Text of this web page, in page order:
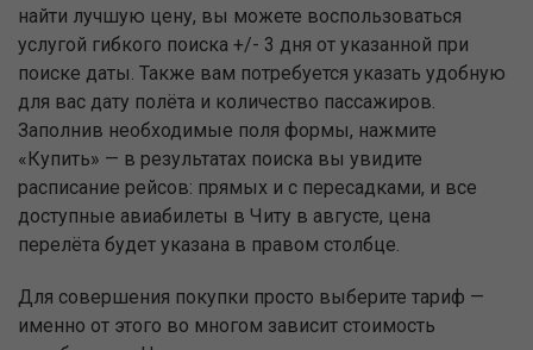
найти лучшую цену, вы можете воспользоваться
услугой гибкого поиска +/- 3 дня от указанной при
поиске даты. Также вам потребуется указать удобную
для вас дату полёта и количество пассажиров.
Заполнив необходимые поля формы, нажмите
«Купить» — в результатах поиска вы увидите
расписание рейсов: прямых и с пересадками, и все
доступные авиабилеты в Читу в августе, цена
перелёта будет указана в правом столбце.
Для совершения покупки просто выберите тариф —
именно от этого во многом зависит стоимость